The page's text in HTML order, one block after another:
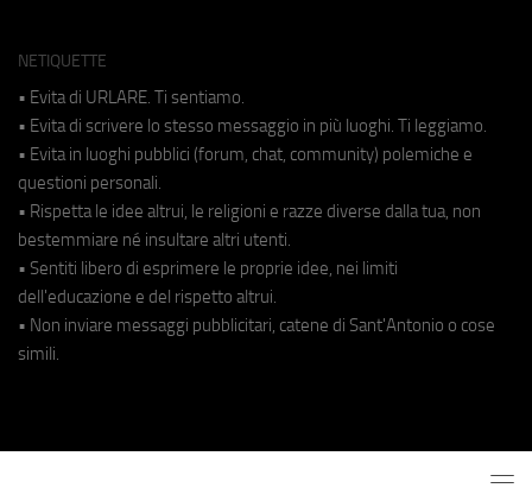
NETIQUETTE
• Evita di URLARE. Ti sentiamo.
• Evita di scrivere lo stesso messaggio in più luoghi. Ti leggiamo.
• Evita in luoghi pubblici (forum, chat, community) polemiche e
questioni personali.
• Rispetta le idee altrui, le religioni e razze diverse dalla tua, non
bestemmiare né insultare altri utenti.
• Sentiti libero di esprimere le proprie idee, nei limiti
dell'educazione e del rispetto altrui.
• Non inviare messaggi pubblicitari, catene di Sant'Antonio o cose
simili.